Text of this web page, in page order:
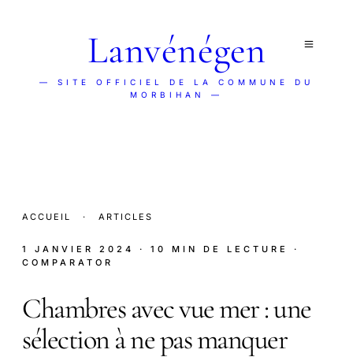
Lanvénégen
— SITE OFFICIEL DE LA COMMUNE DU
MORBIHAN —
ACCUEIL · ARTICLES
1 JANVIER 2024 · 10 MIN DE LECTURE
·
COMPARATOR
Chambres avec vue mer : une
sélection à ne pas manquer